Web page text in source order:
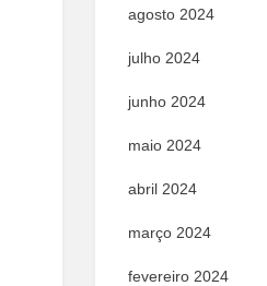
agosto 2024
julho 2024
junho 2024
maio 2024
abril 2024
março 2024
fevereiro 2024